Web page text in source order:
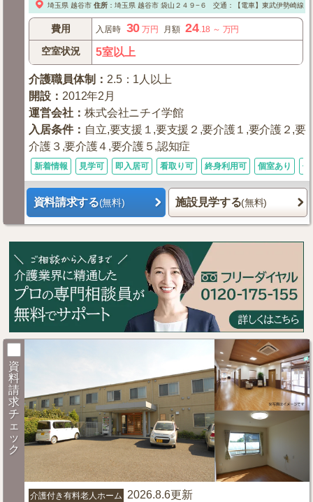
埼玉県 越谷市 住所： 埼玉県 越谷市袋山２４９−６ 交通：【電車】東武伊勢崎線
費用 入居時 30 万円 月額 24.18 ～ 万円
空室状況 5室以上
介護職員体制 ：2.5：1人以上
開設 ：2012年2月
運営会社 ：株式会社ニチイ学館
入居条件： 自立,要支援１,要支援２,要介護１,要介護２,要
介護３,要介護４,要介護５,認知症
新着情報 見学可 即入居可 看取り可 終身利用可 個室あり 体
資料請求する(無料) 施設見学する(無料)
資
料
請
求
チ
ェ
ッ
ク
介護付き有料老人ホーム 2026.8.6更新